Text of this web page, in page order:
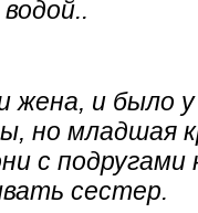
и было у
но младшая
с подругами
сестер.